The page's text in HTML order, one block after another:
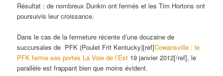
Résultat : de nombreux Dunkin ont fermés et les Tim Hortons ont
poursuivis leur croissance.
Dans le cas de la fermeture récente d’une douzaine de
succursales de PFK (Poulet Frit Kentucky)[ref]Cowansville : le
PFK ferme ses portes La Voie de l’Est 19 janvier 2012[/ref], le
parallèle est frappant bien que moins évident.